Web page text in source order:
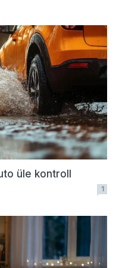
üle kontroll
1